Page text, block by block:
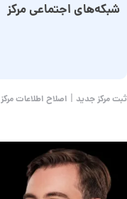
شبکه‌های اجتماعی مرکز
ثبت مرکز جدید | اصلاح اطلاعات مرکز